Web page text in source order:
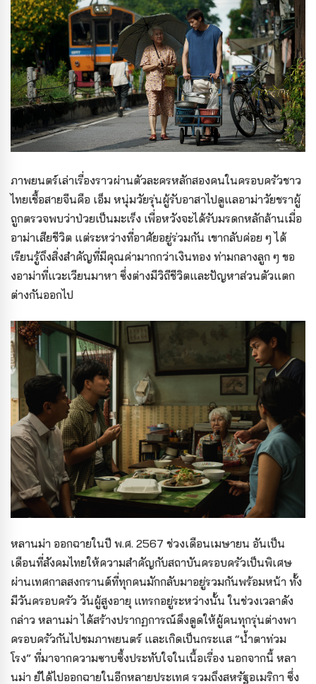
ภาพยนตร์เล่าเรื่องราวผ่านตัวละครหลักสองคนในครอบครัวชาว
ไทยเชื้อสายจีนคือ เอ็ม หนุ่มวัยรุ่นผู้รับอาสาไปดูแลอาม่าวัยชราผู้
ถูกตรวจพบว่าป่วยเป็นมะเร็ง เพื่อหวังจะได้รับมรดกหลักล้านเมื่อ
อาม่าเสียชีวิต แต่ระหว่างที่อาศัยอยู่ร่วมกัน เขากลับค่อย ๆ ได้
เรียนรู้ถึงสิ่งสำคัญที่มีคุณค่ามากกว่าเงินทอง ท่ามกลางลูก ๆ ขอ
งอาม่าที่แวะเวียนมาหา ซึ่งต่างมีวิถีชีวิตและปัญหาส่วนตัวแตก
ต่างกันออกไป
หลานม่า ออกฉายในปี พ.ศ. 2567 ช่วงเดือนเมษายน อันเป็น
เดือนที่สังคมไทยให้ความสำคัญกับสถาบันครอบครัวเป็นพิเศษ
ผ่านเทศกาลสงกรานต์ที่ทุกคนมักกลับมาอยู่รวมกันพร้อมหน้า ทั้ง
มีวันครอบครัว วันผู้สูงอายุ แทรกอยู่ระหว่างนั้น ในช่วงเวลาดัง
กล่าว หลานม่า ได้สร้างปรากฏการณ์ดึงดูดให้ผู้คนทุกรุ่นต่างพา
ครอบครัวกันไปชมภาพยนตร์ และเกิดเป็นกระแส “น้ำตาท่วม
โรง” ที่มาจากความซาบซึ้งประทับใจในเนื้อเรื่อง นอกจากนี้ หลา
นม่า ยัได้ไปออกฉายในอีกหลายประเทศ รวมถึงสหรัฐอเมริกา ซึ่ง